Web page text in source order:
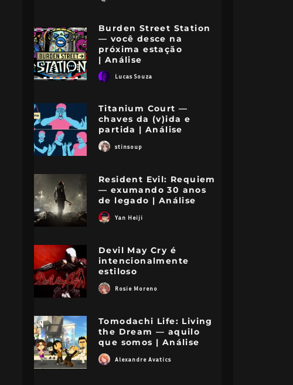
Burden Street Station
— você desce na
próxima estação
| Análise
Lucas Souza
Titanium Court —
chaves da (v)ida e
partida | Análise
stinsoup
Resident Evil: Requiem
— exumando 30 anos
de legado | Análise
Yan Heiji
Devil May Cry é
intencionalmente
estiloso
Rosie Moreno
Tomodachi Life: Living
the Dream — aquilo
que somos | Análise
Alexandre Avatics